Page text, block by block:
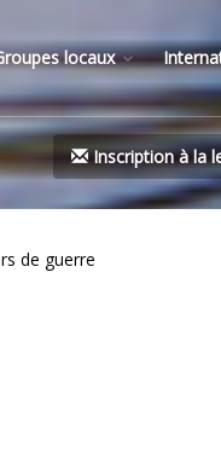
locaux
Inscription à la
de guerre